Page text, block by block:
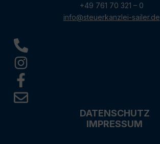
+49 761 70 321 – 0
info@steuerkanzlei-sailer.de
DATENSCHUTZ
IMPRESSUM